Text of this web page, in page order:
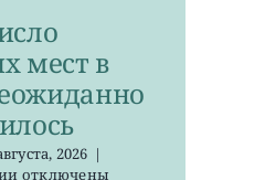
мест в
2026 |
котключены